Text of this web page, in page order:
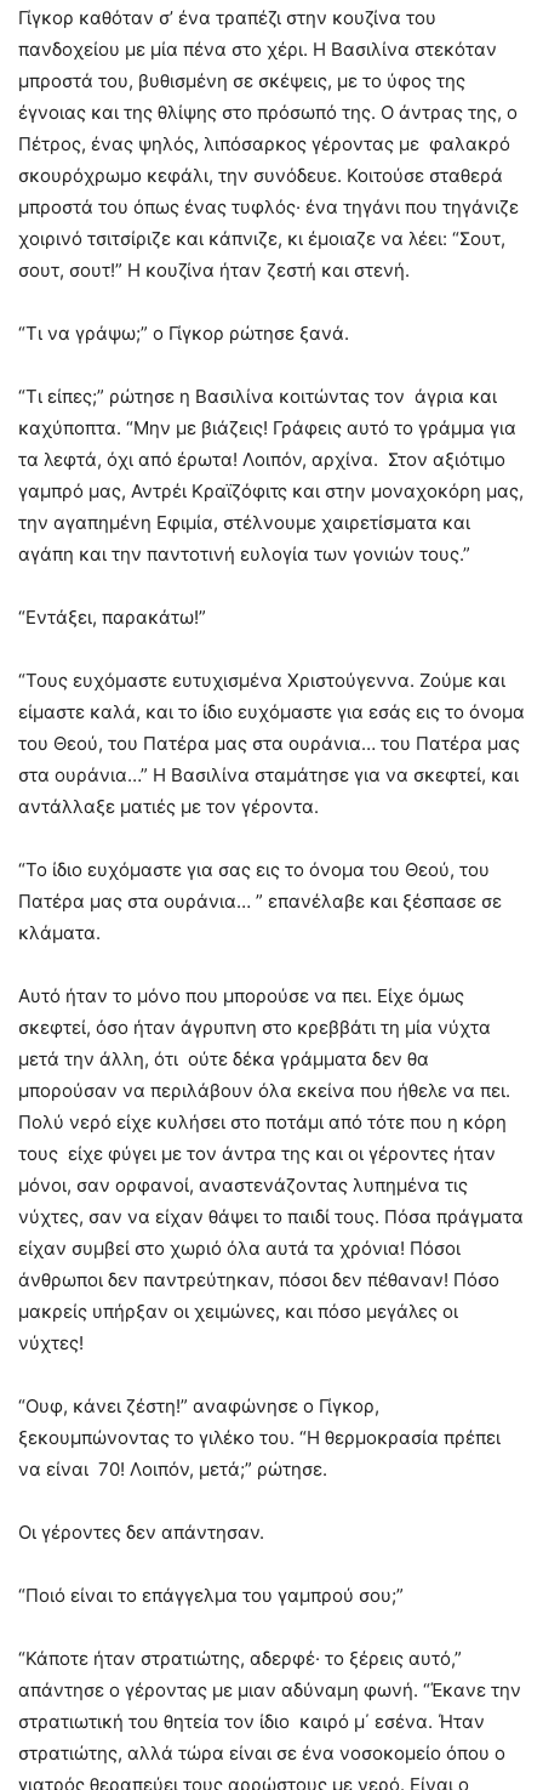
Γίγκορ καθόταν σ’ ένα τραπέζι στην κουζίνα του
πανδοχείου με μία πένα στο χέρι. Η Βασιλίνα στεκόταν
μπροστά του, βυθισμένη σε σκέψεις, με το ύφος της
έγνοιας και της θλίψης στο πρόσωπό της. Ο άντρας της, ο
Πέτρος, ένας ψηλός, λιπόσαρκος γέροντας με φαλακρό
σκουρόχρωμο κεφάλι, την συνόδευε. Κοιτούσε σταθερά
μπροστά του όπως ένας τυφλός· ένα τηγάνι που τηγάνιζε
χοιρινό τσιτσίριζε και κάπνιζε, κι έμοιαζε να λέει: “Σουτ,
σουτ, σουτ!” Η κουζίνα ήταν ζεστή και στενή.
“Τι να γράψω;” ο Γίγκορ ρώτησε ξανά.
“Τι είπες;” ρώτησε η Βασιλίνα κοιτώντας τον άγρια και
καχύποπτα. “Μην με βιάζεις! Γράφεις αυτό το γράμμα για
τα λεφτά, όχι από έρωτα! Λοιπόν, αρχίνα. Στον αξιότιμο
γαμπρό μας, Αντρέι Κραϊζόφιτς και στην μοναχοκόρη μας,
την αγαπημένη Εφιμία, στέλνουμε χαιρετίσματα και
αγάπη και την παντοτινή ευλογία των γονιών τους.”
“Εντάξει, παρακάτω!”
“Τους ευχόμαστε ευτυχισμένα Χριστούγεννα. Ζούμε και
είμαστε καλά, και το ίδιο ευχόμαστε για εσάς εις το όνομα
του Θεού, του Πατέρα μας στα ουράνια… του Πατέρα μας
στα ουράνια…” Η Βασιλίνα σταμάτησε για να σκεφτεί, και
αντάλλαξε ματιές με τον γέροντα.
“Το ίδιο ευχόμαστε για σας εις το όνομα του Θεού, του
Πατέρα μας στα ουράνια… ” επανέλαβε και ξέσπασε σε
κλάματα.
Αυτό ήταν το μόνο που μπορούσε να πει. Είχε όμως
σκεφτεί, όσο ήταν άγρυπνη στο κρεββάτι τη μία νύχτα
μετά την άλλη, ότι ούτε δέκα γράμματα δεν θα
μπορούσαν να περιλάβουν όλα εκείνα που ήθελε να πει.
Πολύ νερό είχε κυλήσει στο ποτάμι από τότε που η κόρη
τους είχε φύγει με τον άντρα της και οι γέροντες ήταν
μόνοι, σαν ορφανοί, αναστενάζοντας λυπημένα τις
νύχτες, σαν να είχαν θάψει το παιδί τους. Πόσα πράγματα
είχαν συμβεί στο χωριό όλα αυτά τα χρόνια! Πόσοι
άνθρωποι δεν παντρεύτηκαν, πόσοι δεν πέθαναν! Πόσο
μακρείς υπήρξαν οι χειμώνες, και πόσο μεγάλες οι
νύχτες!
“Ουφ, κάνει ζέστη!” αναφώνησε ο Γίγκορ,
ξεκουμπώνοντας το γιλέκο του. “Η θερμοκρασία πρέπει
να είναι 70! Λοιπόν, μετά;” ρώτησε.
Οι γέροντες δεν απάντησαν.
“Ποιό είναι το επάγγελμα του γαμπρού σου;”
“Κάποτε ήταν στρατιώτης, αδερφέ· το ξέρεις αυτό,”
απάντησε ο γέροντας με μιαν αδύναμη φωνή. “Έκανε την
στρατιωτική του θητεία τον ίδιο καιρό μ΄ εσένα. Ήταν
στρατιώτης, αλλά τώρα είναι σε ένα νοσοκομείο όπου ο
γιατρός θεραπεύει τους αρρώστους με νερό. Είναι ο